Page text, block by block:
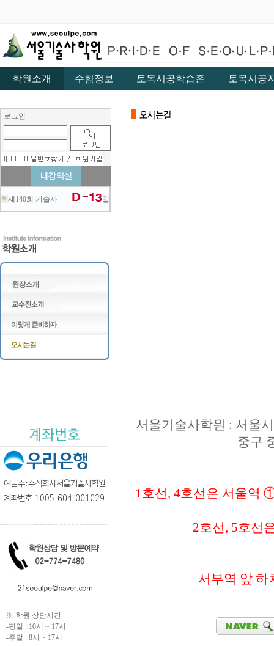
학원소개 수험정보 토목시공학습존 토목시공
로그인
제140회 기술사 일
※ 학원 상담시간
-평일 : 10시 ~ 17시
-주말 : 8시 ~ 17시
서울기술사학원 : 서울
중구
1호선, 4호선은 서울역
2호선, 5호선
서부역 앞 하